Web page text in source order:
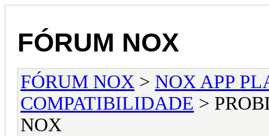
FÓRUM NOX
FÓRUM NOX > NOX APP
COMPATIBILIDADE >
NOX